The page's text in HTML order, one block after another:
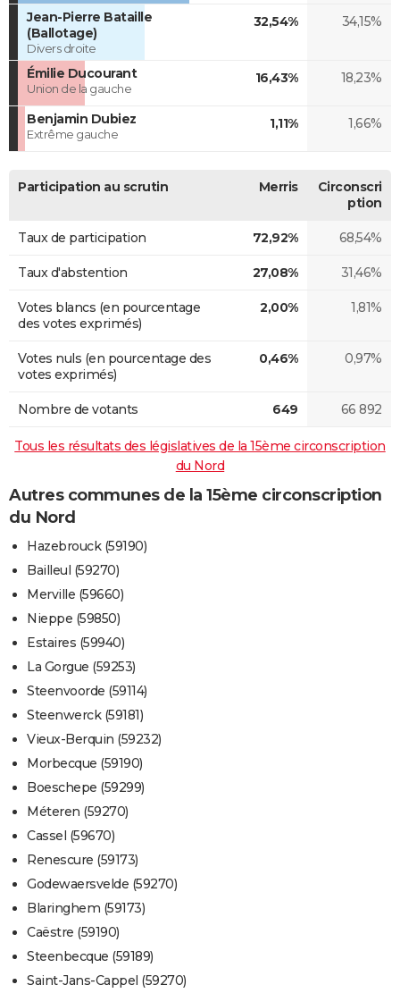
Jean-Pierre Bataille
(Ballotage)
Divers droite
32,54% 34,15%
Émilie Ducourant
Union de la gauche
16,43% 18,23%
Benjamin Dubiez
Extrême gauche
1,11% 1,66%
Participation au scrutin Merris
Circonscri
ption
Taux de participation 72,92% 68,54%
Taux d'abstention 27,08% 31,46%
Votes blancs (en pourcentage
des votes exprimés)
2,00% 1,81%
Votes nuls (en pourcentage des
votes exprimés)
0,46% 0,97%
Nombre de votants 649 66 892
Tous les résultats des législatives de la 15ème circonscription
du Nord
Autres communes de la 15ème circonscription
du Nord
Hazebrouck (59190)
Bailleul (59270)
Merville (59660)
Nieppe (59850)
Estaires (59940)
La Gorgue (59253)
Steenvoorde (59114)
Steenwerck (59181)
Vieux-Berquin (59232)
Morbecque (59190)
Boeschepe (59299)
Méteren (59270)
Cassel (59670)
Renescure (59173)
Godewaersvelde (59270)
Blaringhem (59173)
Caëstre (59190)
Steenbecque (59189)
Saint-Jans-Cappel (59270)